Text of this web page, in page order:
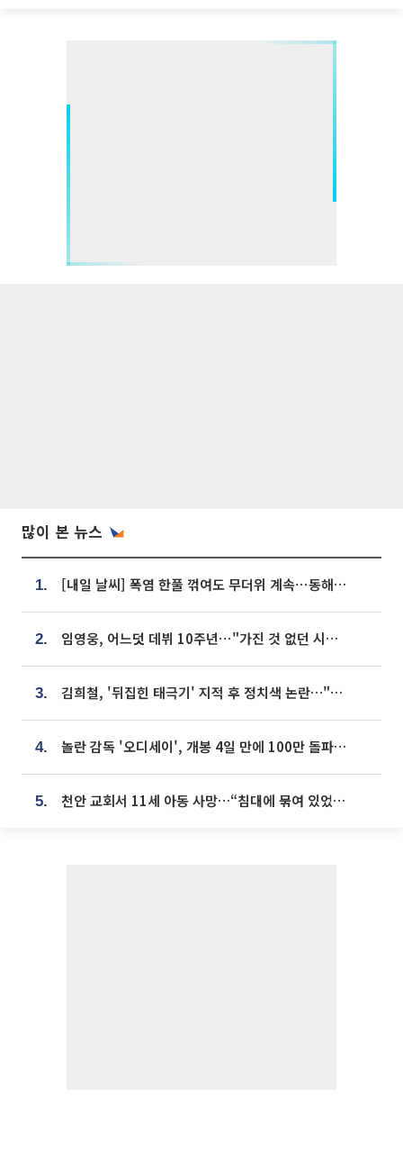
많이 본 뉴스
1. [내일 날씨] 폭염 한풀 꺾여도 무더위 계속⋯동해안 이틀 연속 비
2. 임영웅, 어느덧 데뷔 10주년⋯"가진 것 없던 시절, 내 앞엔 20명의 팬뿐"
3. 김희철, '뒤집힌 태극기' 지적 후 정치색 논란…"좌우 떠나 우리나라 국기"
4. 놀란 감독 '오디세이', 개봉 4일 만에 100만 돌파⋯'왕사남' 보다 빠르다
5. 천안 교회서 11세 아동 사망…“침대에 묶여 있었다” 진술 확보